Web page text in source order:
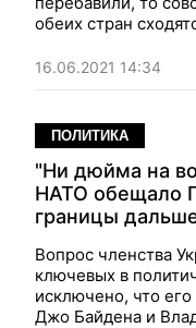
обеих стран
это не ведет.
16.06.2021 14:34
ПОЛИТИКА
"Ни дюйма на
НАТО обещало
границы
Вопрос членства
ключевых в
исключено, что
Джо Байдена и